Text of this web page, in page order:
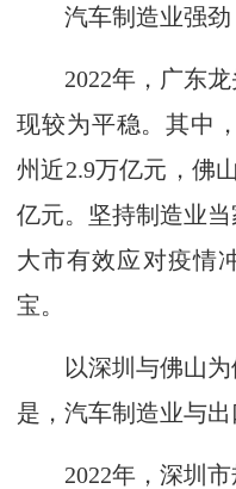
汽车制造业强劲
2022年，广东龙
现较为平稳。其中
州近2.9万亿元，佛
亿元。坚持制造业
大市有效应对疫情
宝。
以深圳与佛山为
是，汽车制造业与出
2022年，深圳市